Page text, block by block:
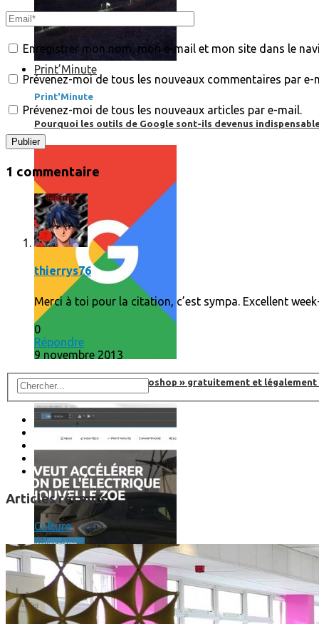
Print’Minute
Print'Minute
Pourquoi les outils de Google sont-ils devenus
Comment utiliser « Photoshop » gratuitement et légalement
Enregistrer mon nom, mon e-mail et mon site dans le
Prévenez-moi de tous les nouveaux commentaires par e-
Prévenez-moi de tous les nouveaux articles par e-mail.
1 commentaire
thierrys76
Merci à toi pour la citation, c’est sympa. Excellent
0
Répondre
9 novembre 2013
Articles récents
Culture